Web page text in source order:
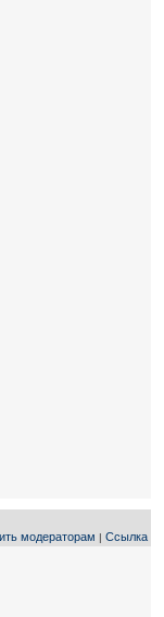
модераторам | Ссылка